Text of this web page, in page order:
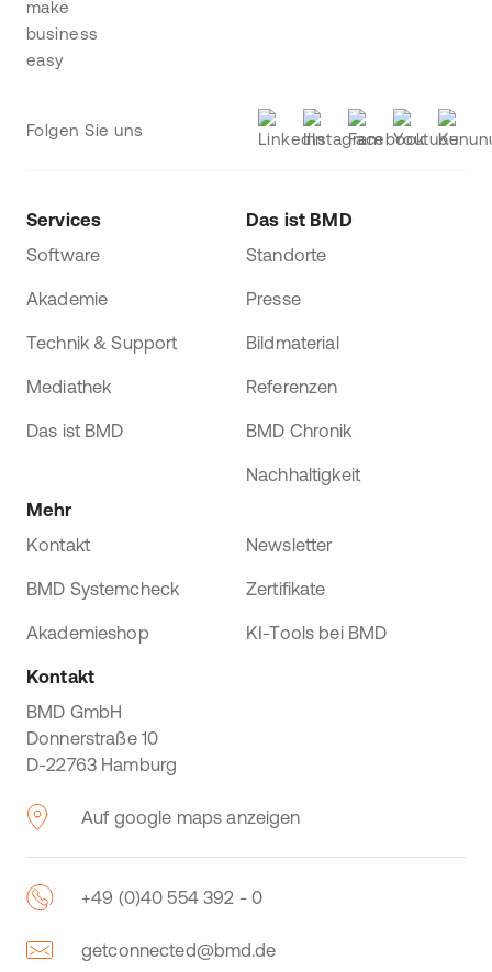
Folgen Sie uns
Services
Software
Akademie
Technik & Support
Mediathek
Das ist BMD
Das ist BMD
Standorte
Presse
Bildmaterial
Referenzen
BMD Chronik
Nachhaltigkeit
Mehr
Kontakt
Newsletter
BMD Systemcheck Zertifikate
Akademieshop KI-Tools bei BMD
Kontakt
BMD GmbH
Donnerstraße 10
D-22763 Hamburg
Auf google maps anzeigen
+49 (0)40 554 392 - 0
getconnected@bmd.de